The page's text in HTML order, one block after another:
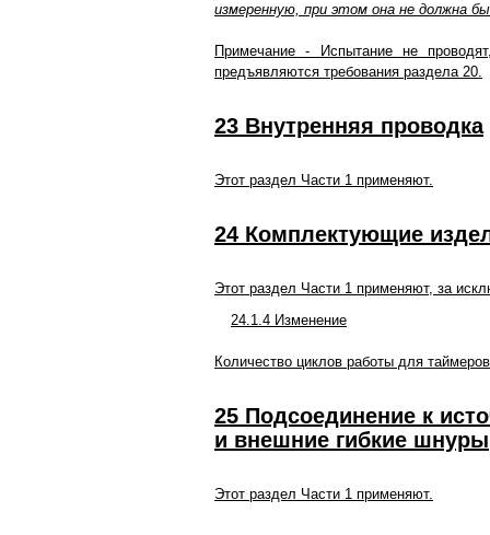
измеренную, при этом она не должна
Примечание - Испытание не
предъявляются требования раздела 20.
23 Внутренняя проводка
Этот раздел Части 1 применяют.
24 Комплектующие
Этот раздел Части 1 применяют, за
24.1.4 Изменение
Количество циклов работы для
25 Подсоединение к
и внешние гибкие шнуры
Этот раздел Части 1 применяют.